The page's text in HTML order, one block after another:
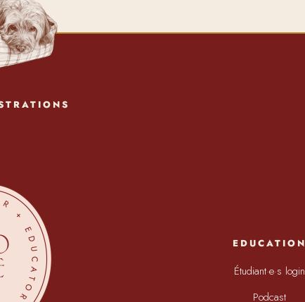
EDUCATION
Étudiant·e·s login
Podcast